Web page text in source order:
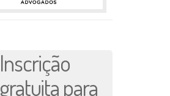
Inscrição
gratuita para